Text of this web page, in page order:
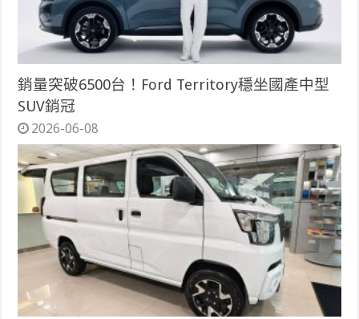
銷量突破6500台！Ford Territory穩坐國產中型
SUV銷冠
2026-06-08